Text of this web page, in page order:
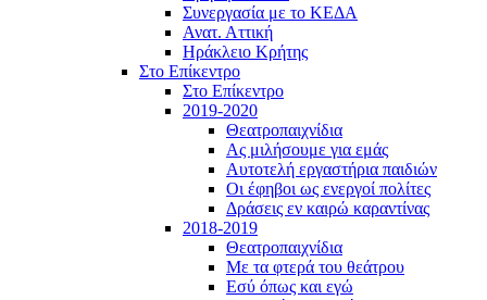
Συνεργασία με το ΚΕΔΑ
Ανατ. Αττική
Ηράκλειο Κρήτης
Στο Επίκεντρο
Στο Επίκεντρο
2019-2020
Θεατροπαιχνίδια
Ας μιλήσουμε για εμάς
Αυτοτελή εργαστήρια παιδιών
Οι έφηβοι ως ενεργοί πολίτες
Δράσεις εν καιρώ καραντίνας
2018-2019
Θεατροπαιχνίδια
Με τα φτερά του θεάτρου
Εσύ όπως και εγώ